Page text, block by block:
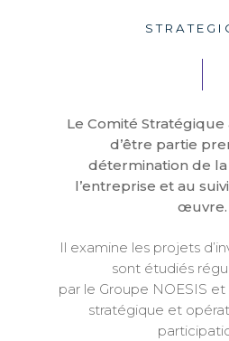
Le Comité
d’être partie
détermination de
l’entreprise et au
œuvre.
Il examine les projets
sont étudiés
par le Groupe NOESIS et
stratégique et